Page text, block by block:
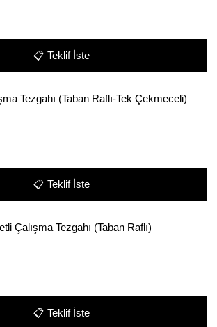
📋 Teklif İste
Tezgahı (Taban Raflı-Tek Çekmeceli)
📋 Teklif İste
Çalışma Tezgahı (Taban Raflı)
📋 Teklif İste